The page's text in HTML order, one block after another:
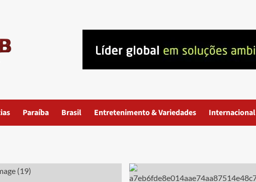
Paraíba Brasil Entretenimento & Variedades Internacional